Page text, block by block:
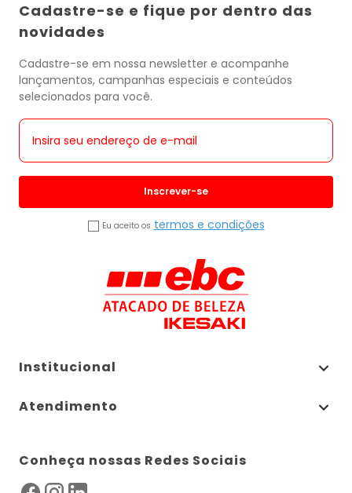
Cadastre-se e fique por dentro das
novidades
Cadastre-se em nossa newsletter e acompanhe
lançamentos, campanhas especiais e conteúdos
selecionados para você.
Inscrever-se
Eu aceito os termos e condições
Institucional
Atendimento
Conheça nossas Redes Sociais